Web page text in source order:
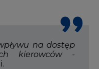
na dostęp
kierowców-